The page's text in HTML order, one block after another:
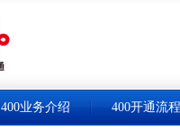
400业务介绍 400开通流程